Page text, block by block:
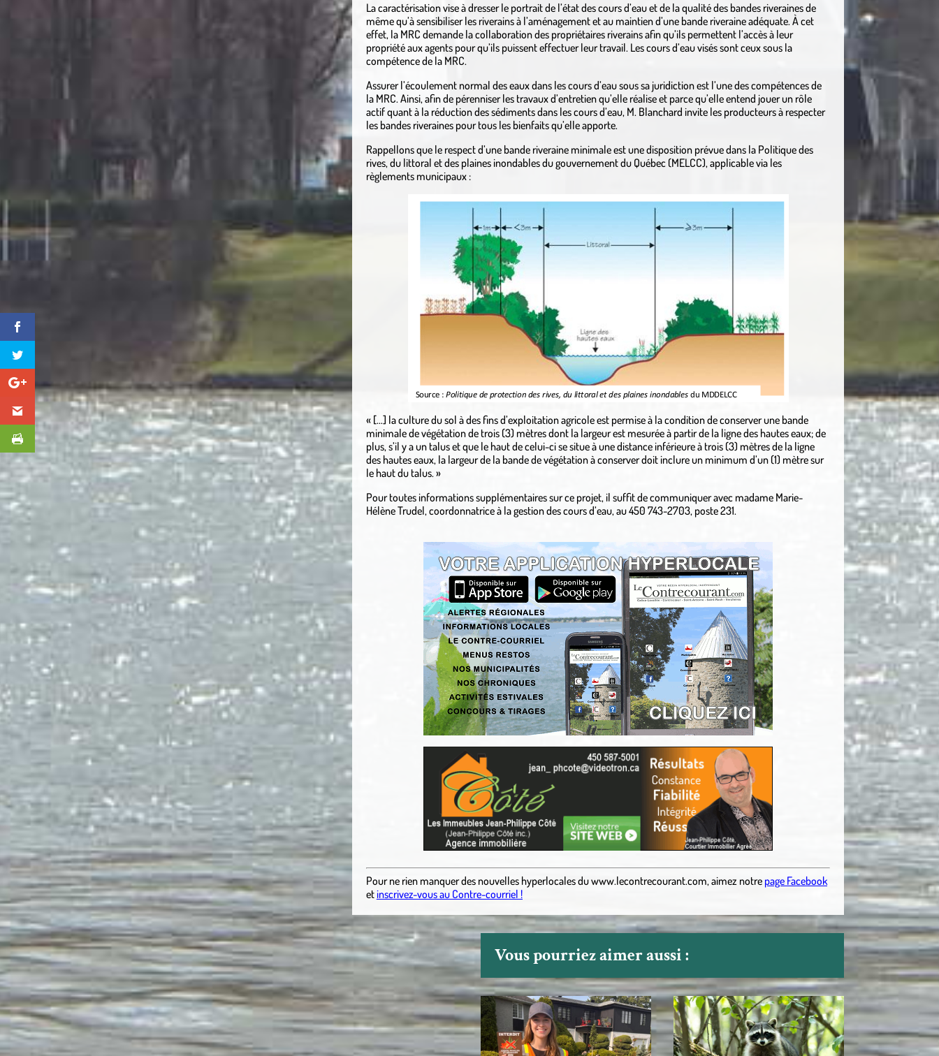
La caractérisation vise à dresser le portrait de l’état des cours d’eau et de la qualité des bandes riveraines de
même qu’à sensibiliser les riverains à l’aménagement et au maintien d’une bande riveraine adéquate. À cet
effet, la MRC demande la collaboration des propriétaires riverains afin qu’ils permettent l’accès à leur
propriété aux agents pour qu’ils puissent effectuer leur travail. Les cours d’eau visés sont ceux sous la
compétence de la MRC.
Assurer l’écoulement normal des eaux dans les cours d’eau sous sa juridiction est l’une des compétences de
la MRC. Ainsi, afin de pérenniser les travaux d’entretien qu’elle réalise et parce qu’elle entend jouer un rôle
actif quant à la réduction des sédiments dans les cours d’eau, M. Blanchard invite les producteurs à respecter
les bandes riveraines pour tous les bienfaits qu’elle apporte.
Rappellons que le respect d’une bande riveraine minimale est une disposition prévue dans la Politique des
rives, du littoral et des plaines inondables du gouvernement du Québec (MELCC), applicable via les
règlements municipaux :
« […] la culture du sol à des fins d’exploitation agricole est permise à la condition de conserver une bande
minimale de végétation de trois (3) mètres dont la largeur est mesurée à partir de la ligne des hautes eaux; de
plus, s’il y a un talus et que le haut de celui-ci se situe à une distance inférieure à trois (3) mètres de la ligne
des hautes eaux, la largeur de la bande de végétation à conserver doit inclure un minimum d’un (1) mètre sur
le haut du talus. »
Pour toutes informations supplémentaires sur ce projet, il suffit de communiquer avec madame Marie-
Hélène Trudel, coordonnatrice à la gestion des cours d’eau, au 450 743-2703, poste 231.
Pour ne rien manquer des nouvelles hyperlocalesduwww.lecontrecourant.com, aimez notre page Facebook
etinscrivez-vous au Contre-courriel !
Vous pourriez aimer aussi :